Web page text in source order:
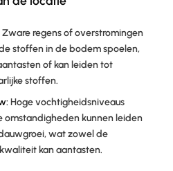
Zware regens of overstromingen
stoffen in de bodem spoelen,
of kan leiden tot
stoffen.
Hoge vochtigheidsniveaus
kunnen leiden
wat zowel de
kan aantasten.